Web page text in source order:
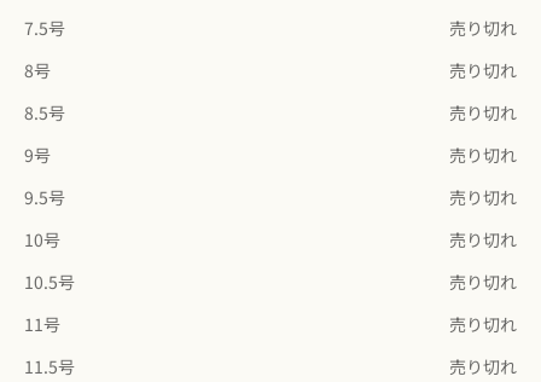
7.5号
売り切れ
8号
売り切れ
8.5号
売り切れ
9号
売り切れ
9.5号
売り切れ
10号
売り切れ
10.5号
売り切れ
11号
売り切れ
11.5号
売り切れ